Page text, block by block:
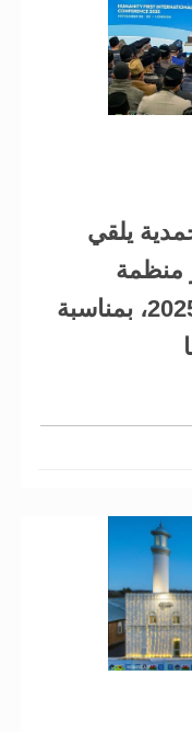
يلقي
منظمة
الإنسانية أولاً الدولي لعام 2025، بمناسبة